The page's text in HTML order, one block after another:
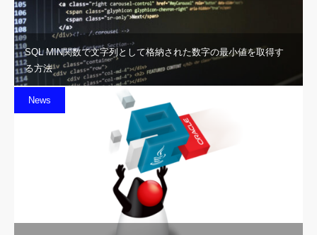
SQL MIN関数で文字列として格納された数字の最小値を取得す
る方法
News